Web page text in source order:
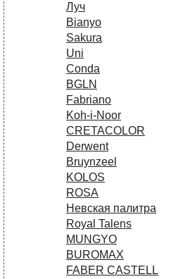
Луч
Bianyo
Sakura
Uni
Conda
BGLN
Fabriano
Koh-i-Noor
CRETACOLOR
Derwent
Bruynzeel
KOLOS
ROSA
Невская палитра
Royal Talens
MUNGYO
BUROMAX
FABER CASTELL